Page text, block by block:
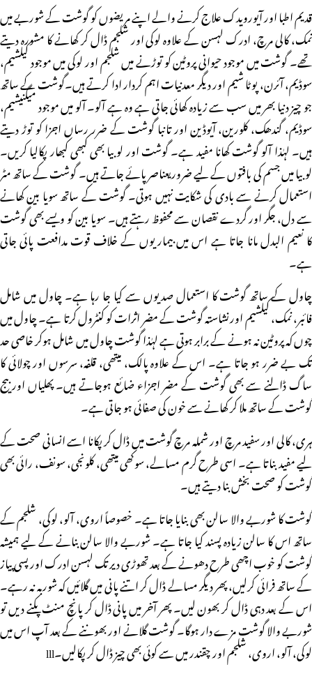
قدیم اطبا اور آیورویدک علاج کرنے والے اپنے مریضوں کو گوشت کے شوربے میں
نمک، کالی مرچ، ادرک لہسن کے علاوہ لوکی اور شلجم ڈال کر کھانے کا مشورہ دیتے
تھے۔ گوشت میں موجود حیوانی پروٹین کو توڑنے میں شلجم اور لوکی میں موجود کیلشیم،
سوڈیم، آئرن، پوٹا شیم اور دیگر معدنیات اہم کردار ادا کرتے ہیں۔گوشت کے ساتھ
جو چیز دنیا بھر میں سب سے زیادہ کھائی جاتی ہے وہ ہے آلو۔ آلو میں موجود میگنیشیم،
سوڈیم، گندھک، کلورین، آیوڈین اور تانبا گوشت کے ضرر رساں اجزا کو توڑ دیتے
ہیں۔ لہٰذا آلو گوشت کھانا مفید ہے۔ گوشت اور لوبیا بھی کبھی کبھار پکالیا کریں۔
لوبیا میں جسم کی بافتوں کے لیے ضروریعناصر پائے جاتے ہیں۔ گوشت کے ساتھ مٹر
استعمال کرنے سے بادی کی شکایت نہیں ہوتی۔ گوشت کے ساتھ سویا بین کھانے
سے دل، جگر اور گردے نقصان سے محفوظ رہتے ہیں۔ سویا بین کو ویسے بھی گوشت
کا نعیم البدل مانا جاتا ہے اس میں بیماریوں کے خلاف قوت مدافعت پائی جاتی
ہے۔
چاول کے ساتھ گوشت کا استعمال صدیوں سے کیا جا رہا ہے۔ چاول میں شامل
فائبر، نمک، کیلشیم اورنشاستہ گوشت کے مضر اثرات کو کنٹرول کرتا ہے۔ چاول میں
چوں کہ پروٹین نہ ہونے کے برابر ہوتی ہے لہٰذا گوشت چاول میں شامل ہوکر خاصی حد
تک بے ضرر ہو جاتا ہے۔ اس کے علاوہ پالک، میتھی، قلفہ، سرسوں اور چولائی کا
ساگ ڈالنے سے بھی گوشت کے مضر اجزاء ضائع ہوجاتے ہیں۔ پھلیاں اور بیج
گوشت کے ساتھ ملا کر کھانے سے خون کی صفائی ہو جاتی ہے۔
ہری، کالی اور سفید مرچ اور شملہ مرچ گوشت میں ڈال کر پکانا اسے انسانی صحت کے
لیے مفید بناتا ہے۔ اسی طرح گرم مسالے، سوکھی میتھی، کلونجی، سونف، رائی بھی
گوشت کو صحت بخش بنا دیتے ہیں۔
گوشت کا شوربے والا سالن بھی بنایا جاتا ہے۔ خصوصاً اروی، آلو، لوکی، شلجم کے
ساتھ اس کا سالن زیادہ پسند کیا جاتا ہے۔ شوربے والا سالن بنانے کے لیے ہمیشہ
گوشت کو خوب اچھی طرح دھونے کے بعد تھوڑی دیر تک لہسن ادرک اور پسی پیاز
کے ساتھ فرائی کرلیں، پھر دیگر مسالے ڈال کر اتنے پانی میں گلائیں کہ شوربہ نہ رہے۔
اس کے بعد دہی ڈال کر بھون لیں۔ پھر آخر میں پانی ڈال کر پانچ منٹ پکنے دیں تو
شوربے والا گوشت مزے دار ہوگا۔ گوشت گلانے اور بھوننے کے بعد آپ اس میں
لوکی، آلو، اروی، شلجم اور چقندر میں سے کوئی بھی چیز ڈال کر پکالیں۔lll